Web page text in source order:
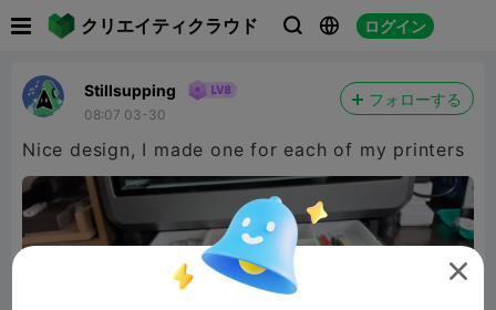
クリエイティクラウド   ログイン
Stillsupping
08:07 03-30
フォローする
Nice design, I made one for each of my printers
